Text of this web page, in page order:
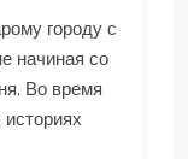
городу с
начиная со
Во время